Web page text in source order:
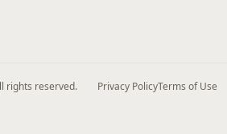
rights reserved. Privacy PolicyTerms of Use